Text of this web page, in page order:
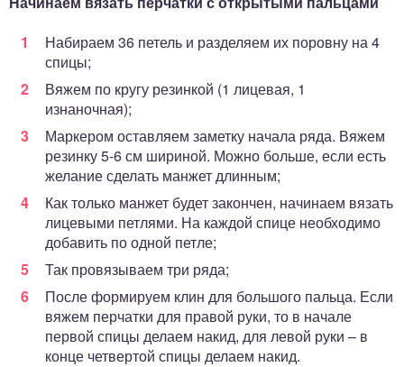
Набираем 36 петель и разделяем их поровну на 4
спицы;
Вяжем по кругу резинкой (1 лицевая, 1
изнаночная);
Маркером оставляем заметку начала ряда. Вяжем
резинку 5-6 см шириной. Можно больше, если есть
желание сделать манжет длинным;
Как только манжет будет закончен, начинаем вязать
лицевыми петлями. На каждой спице необходимо
добавить по одной петле;
Так провязываем три ряда;
После формируем клин для большого пальца. Если
вяжем перчатки для правой руки, то в начале
первой спицы делаем накид, для левой руки – в
конце четвертой спицы делаем накид.